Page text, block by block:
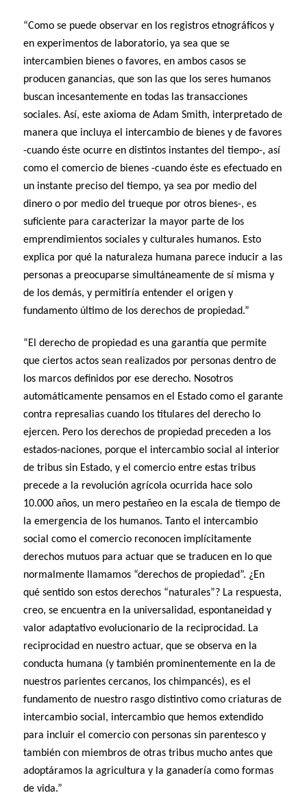
“Como se puede observar en los registros etnográficos y
en experimentos de laboratorio, ya sea que se
intercambien bienes o favores, en ambos casos se
producen ganancias, que son las que los seres humanos
buscan incesantemente en todas las transacciones
sociales. Así, este axioma de Adam Smith, interpretado de
manera que incluya el intercambio de bienes y de favores
-cuando éste ocurre en distintos instantes del tiempo-, así
como el comercio de bienes -cuando éste es efectuado en
un instante preciso del tiempo, ya sea por medio del
dinero o por medio del trueque por otros bienes-, es
suficiente para caracterizar la mayor parte de los
emprendimientos sociales y culturales humanos. Esto
explica por qué la naturaleza humana parece inducir a las
personas a preocuparse simultáneamente de sí misma y
de los demás, y permitiría entender el origen y
fundamento último de los derechos de propiedad.”
“El derecho de propiedad es una garantía que permite
que ciertos actos sean realizados por personas dentro de
los marcos definidos por ese derecho. Nosotros
automáticamente pensamos en el Estado como el garante
contra represalias cuando los titulares del derecho lo
ejercen. Pero los derechos de propiedad preceden a los
estados-naciones, porque el intercambio social al interior
de tribus sin Estado, y el comercio entre estas tribus
precede a la revolución agrícola ocurrida hace solo
10.000 años, un mero pestañeo en la escala de tiempo de
la emergencia de los humanos. Tanto el intercambio
social como el comercio reconocen implícitamente
derechos mutuos para actuar que se traducen en lo que
normalmente llamamos “derechos de propiedad”. ¿En
qué sentido son estos derechos “naturales”? La respuesta,
creo, se encuentra en la universalidad, espontaneidad y
valor adaptativo evolucionario de la reciprocidad. La
reciprocidad en nuestro actuar, que se observa en la
conducta humana (y también prominentemente en la de
nuestros parientes cercanos, los chimpancés), es el
fundamento de nuestro rasgo distintivo como criaturas de
intercambio social, intercambio que hemos extendido
para incluir el comercio con personas sin parentesco y
también con miembros de otras tribus mucho antes que
adoptáramos la agricultura y la ganadería como formas
de vida.”